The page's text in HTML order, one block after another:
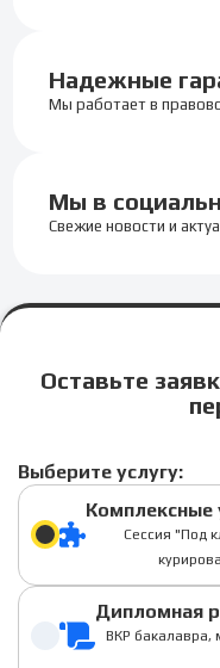
Надежные
Мы работает в
Мы в
Свежие новости и
Оставьте
Выберите услугу:
Комплексные
Сессия "Под
Дипломная
ВКР бакалавра,